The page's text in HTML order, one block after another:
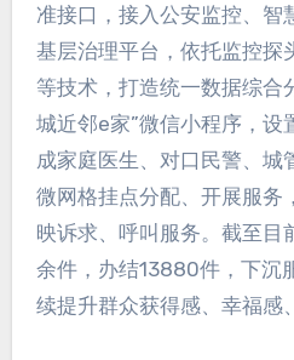
准接口，接入公安监控、智
基层治理平台，依托监控探
等技术，打造统一数据综合
城近邻e家”微信小程序，设
成家庭医生、对口民警、城
微网格挂点分配、开展服务
映诉求、呼叫服务。截至目
余件，办结13880件，下沉
续提升群众获得感、幸福感